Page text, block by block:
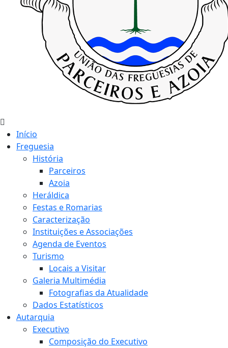
Início
Freguesia
História
Parceiros
Azoia
Heráldica
Festas e Romarias
Caracterização
Instituições e Associações
Agenda de Eventos
Turismo
Locais a Visitar
Galeria Multimédia
Fotografias da Atualidade
Dados Estatísticos
Autarquia
Executivo
Composição do Executivo